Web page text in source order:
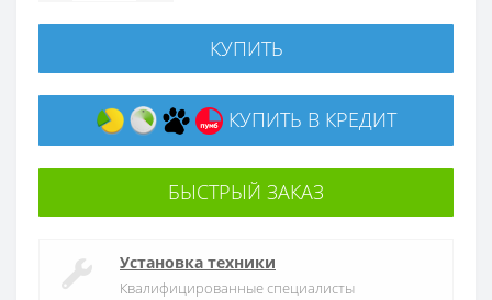
КУПИТЬ
КУПИТЬ В КРЕДИТ
БЫСТРЫЙ ЗАКАЗ
Установка техники
Квалифицированные специалисты